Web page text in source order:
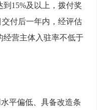
到 15%及以上，拨付奖
交付后一年内，经评估
经营主体入驻率不低于
平偏低、具备改造条